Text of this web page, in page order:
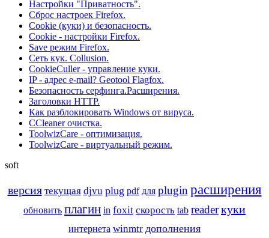
Настройки "Приватность".
Сброс настроек Firefox.
Cookie (куки) и безопасность.
Cookie - настройки Firefox.
Save режим Firefox.
Сеть кук. Collusion.
CookieCuller - управление куки.
IP - адрес e-mail? Geotool Flagfox.
Безопасность серфинга.Расширения.
Заголовки HTTP.
Как разблокировать Windows от вируса.
CCleaner очистка.
ToolwizCare - оптимизация.
ToolwizCare - виртуальный режим.
soft
версия текущая djvu plug pdf для plugin расширения
обновить плагин in foxit скорость tab readerкуки
интернета winmtr дополнения